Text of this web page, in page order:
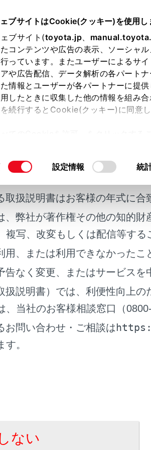
ブサイトはCookie(クッキー)を使用し
ブサイト(toyota.jp、
コンテンツや広告の表示、ソーシャ
っています。またユーザーによるサ
や広告配信、データ解析の各パート
情報とユーザーが各パートナーに提
したときに収集した他の情報を組み
続行するとCookie(クッキー)に同意し
ご覧ください。設定情報 統
マルチメディア オーディオシステム
交通情報を聴く
メインメニューの[
]にタ
[オーディオ選択]にタッチ
[交通情報]にタッチします。
取扱説明書はお客様の年式に合
、弊社が著作権その他の知的
複写、改変もしくは配信等する
用、または利用できなかったこ
告なく変更、またはサービスを
扱説明書）では、利便性向上
、当社のお客様相談窓口（
お問い合わせ・ご相談は
。
ない